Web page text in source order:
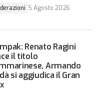
5 Agosto 2026
Renato Ragini
il titolo
Armando
si aggiudica il Gran